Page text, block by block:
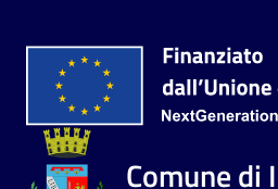
Comune di